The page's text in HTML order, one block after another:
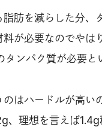
肪を減らした分
が必要なのでやは
ンパク質が必要と
はハードルが高い
、理想を言えば